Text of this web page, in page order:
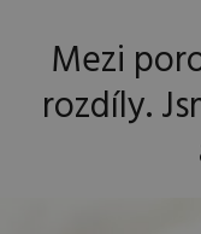
Mezi
rozdíly.